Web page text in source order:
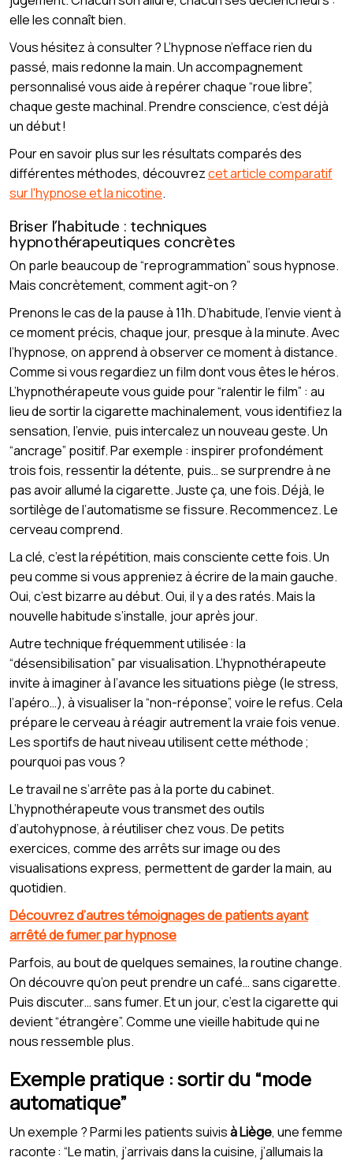
elle les connaît bien.
Vous hésitez à consulter ? L’hypnose n’efface rien du
passé, mais redonne la main. Un accompagnement
personnalisé vous aide à repérer chaque “roue libre”,
chaque geste machinal. Prendre conscience, c’est déjà
un début !
Pour en savoir plus sur les résultats comparés des
différentes méthodes, découvrezcet article comparatif
sur l'hypnose et la nicotine.
Briser l’habitude : techniques
hypnothérapeutiques concrètes
On parle beaucoup de “reprogrammation” sous hypnose.
Mais concrètement, comment agit-on ?
Prenons le cas de la pause à 11h. D’habitude, l’envie vient à
ce moment précis, chaque jour, presque à la minute. Avec
l’hypnose, on apprend à observer ce moment à distance.
Comme si vous regardiez un film dont vous êtes le héros.
L’hypnothérapeute vous guide pour “ralentir le film” : au
lieu de sortir la cigarette machinalement, vous identifiez la
sensation, l’envie, puis intercalez un nouveau geste. Un
“ancrage” positif. Par exemple : inspirer profondément
trois fois, ressentir la détente, puis… se surprendre à ne
pas avoir allumé la cigarette. Juste ça, une fois. Déjà, le
sortilège de l’automatisme se fissure. Recommencez. Le
cerveau comprend.
La clé, c’est la répétition, mais consciente cette fois. Un
peu comme si vous appreniez à écrire de la main gauche.
Oui, c’est bizarre au début. Oui, il y a des ratés. Mais la
nouvelle habitude s’installe, jour après jour.
Autre technique fréquemment utilisée : la
“désensibilisation” par visualisation. L’hypnothérapeute
invite à imaginer à l’avance les situations piège (le stress,
l’apéro…), à visualiser la “non-réponse”, voire le refus. Cela
prépare le cerveau à réagir autrement la vraie fois venue.
Les sportifs de haut niveau utilisent cette méthode ;
pourquoi pas vous ?
Le travail ne s’arrête pas à la porte du cabinet.
L’hypnothérapeute vous transmet des outils
d’autohypnose, à réutiliser chez vous. De petits
exercices, comme des arrêts sur image ou des
visualisations express, permettent de garder la main, au
quotidien.
Découvrez d’autres témoignages de patients ayant
arrêté de fumer par hypnose
Parfois, au bout de quelques semaines, la routine change.
On découvre qu’on peut prendre un café… sans cigarette.
Puis discuter… sans fumer. Et un jour, c’est la cigarette qui
devient “étrangère”. Comme une vieille habitude qui ne
nous ressemble plus.
Exemple pratique : sortir du “mode
automatique”
Un exemple ? Parmi les patients suivisà Liège, une femme
raconte : “Le matin, j’arrivais dans la cuisine, j’allumais la